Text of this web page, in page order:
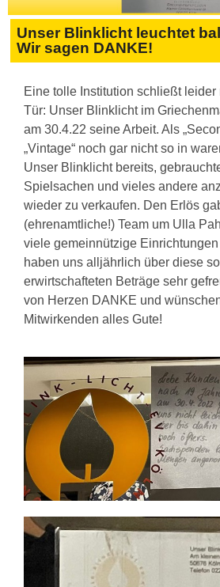
Unser Blinklicht leuchtet
Wir sagen DANKE!
Eine tolle Institution schließt
Tür: Unser Blinklicht im
am 30.4.22 seine Arbeit. Als
„Vintage“ noch gar nicht so in
Unser Blinklicht bereits,
Spielsachen und vieles andere
wieder zu verkaufen. Den Erlös
(ehrenamtliche!) Team um Ulla
viele gemeinnützige
haben uns alljährlich über diese
erwirtschafteten Beträge sehr
von Herzen DANKE und
Mitwirkenden alles Gute!